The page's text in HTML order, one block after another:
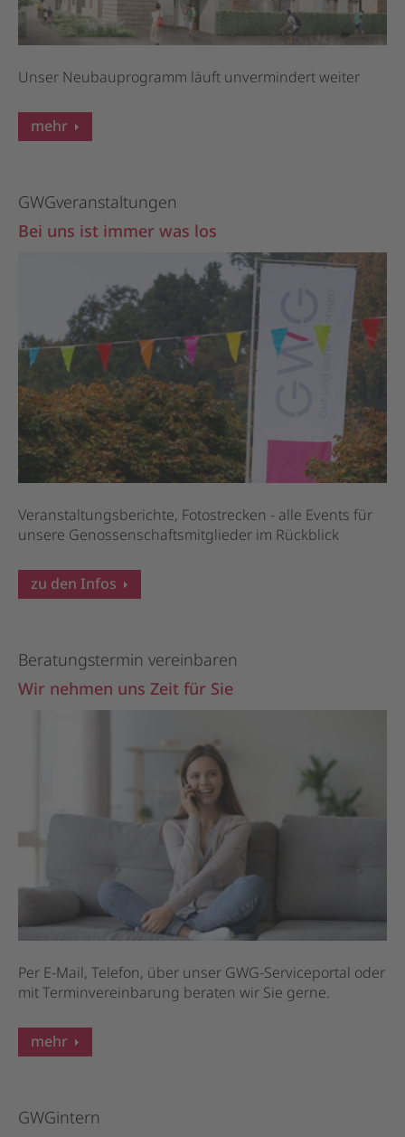
Unser Neubauprogramm läuft unvermindert weiter
mehr
GWGveranstaltungen
Bei uns ist immer was los
Veranstaltungsberichte, Fotostrecken - alle Events für
unsere Genossenschaftsmitglieder im Rückblick
zu den Infos
Beratungstermin vereinbaren
Wir nehmen uns Zeit für Sie
Per E-Mail, Telefon, über unser GWG-Serviceportal oder
mit Terminvereinbarung beraten wir Sie gerne.
mehr
GWGintern